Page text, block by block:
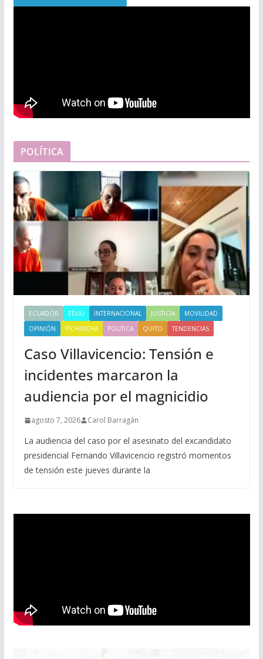
POLÍTICA
ECUADOR EEUU INTERNACIONAL JUSTICIA
MOVILIDAD
OPINIÓN
PICHINCHA POLITICA QUITO TENDENCIAS
Caso Villavicencio: Tensión e
incidentes marcaron la
audiencia por el magnicidio
agosto 7, 2026 Carol Barragán
La audiencia del caso por el asesinato del excandidato
presidencial Fernando Villavicencio registró momentos
de tensión este jueves durante la